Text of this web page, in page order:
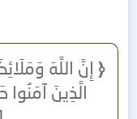
﴿ إِنَّ اللَّهَ
الَّذِينَ